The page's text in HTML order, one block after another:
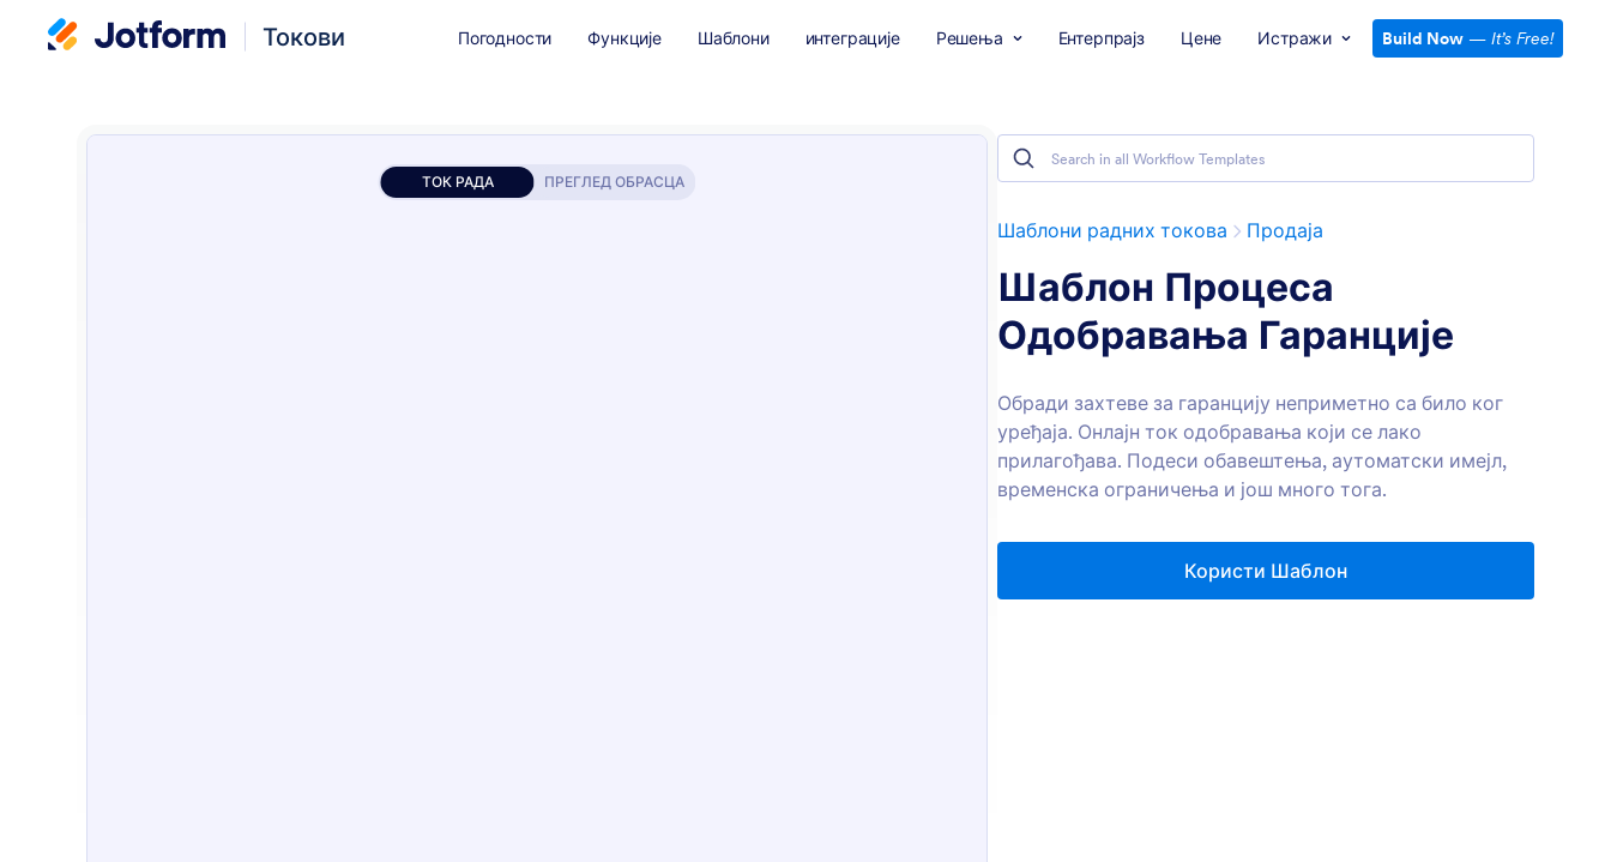
Токови Погодности Функције Шаблони интеграције Решења Ентерпрајз Цене Истражи Build Now — It’s Free!
Шаблони радних токова Продаја
Шаблон Процеса
Одобравања Гаранције
Обради захтеве за гаранцију неприметно са било ког
уређаја. Онлајн ток одобравања који се лако
прилагођава. Подеси обавештења, аутоматски имејл,
временска ограничења и још много тога.
Користи Шаблон
ТОК РАДА ПРЕГЛЕД ОБРАСЦА